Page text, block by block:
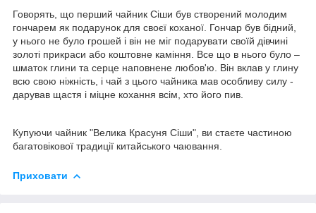
Говорять, що перший чайник Сіши був створений молодим
гончарем як подарунок для своєї коханої. Гончар був бідний,
у нього не було грошей і він не міг подарувати своїй дівчині
золоті прикраси або коштовне каміння. Все що в нього було –
шматок глини та серце наповнене любов'ю. Він вклав у глину
всю свою ніжність, і чай з цього чайника мав особливу силу -
дарував щастя і міцне кохання всім, хто його пив.
Купуючи чайник "Велика Красуня Сіши", ви стаєте частиною
багатовікової традиції китайського чаювання.
Приховати